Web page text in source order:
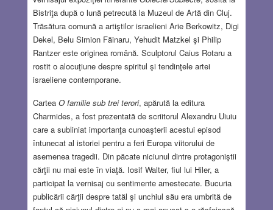
Bistriţa după o lună petrecută la Muzeul de Artă din Cluj.
Trăsătura comună a artiştilor israelieni Arie Berkowitz, Digi
Dekel, Belu Simion Făinaru, Yehudit Matzkel şi Philip
Rantzer este originea română. Sculptorul Caius Rotaru a
rostit o alocuţiune despre spiritul şi tendinţele artei
israeliene contemporane.
Cartea O familie sub trei terori, apărută la editura
Charmides, a fost prezentată de scriitorul Alexandru Uiuiu
care a subliniat importanţa cunoaşterii acestui episod
întunecat al istoriei pentru a feri Europa viitorului de
asemenea tragedii. Din păcate niciunul dintre protagoniştii
cărţii nu mai este în viaţă. Iosif Walter, fiul lui Hiler, a
participat la vernisaj cu sentimente amestecate. Bucuria
publicării cărţii despre tatăl şi unchiul său era umbrită de